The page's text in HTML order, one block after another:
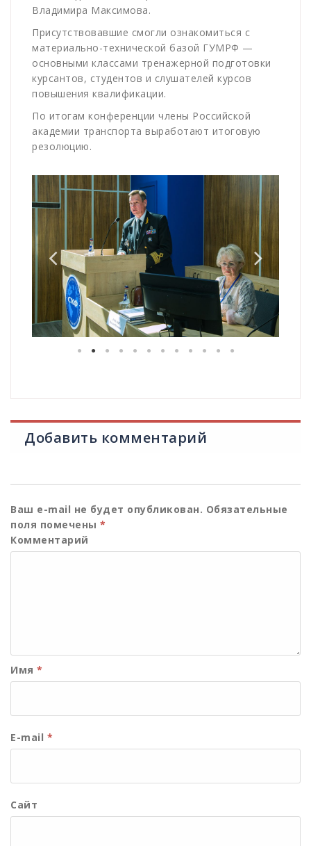
Владимира Максимова.
Присутствовавшие смогли ознакомиться с
материально-технической базой ГУМРФ —
основными классами тренажерной подготовки
курсантов, студентов и слушателей курсов
повышения квалификации.
По итогам конференции члены Российской
академии транспорта выработают итоговую
резолюцию.
Добавить комментарий
Ваш e-mail не будет опубликован. Обязательные
поля помечены *
Комментарий
Имя *
E-mail *
Сайт